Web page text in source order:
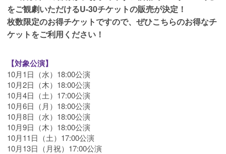
をご観劇いただけるU-30チケットの販売が決定！
枚数限定のお得チケットですので、ぜひこちらのお得なチ
ケットをご利用ください！
【対象公演】
10月1日（水）18:00公演
10月2日（木）18:00公演
10月4日（土）17:00公演
10月6日（月）18:00公演
10月8日（水）18:00公演
10月9日（木）18:00公演
10月11日（土）17:00公演
10月13日（月祝）17:00公演